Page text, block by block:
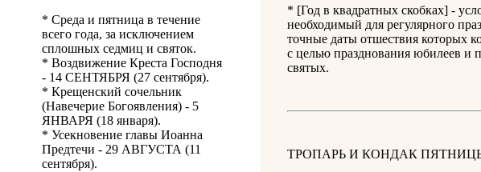
* Среда и пятница в течение
всего года, за исключением
сплошных седмиц и святок.
* Воздвижение Креста Господня
- 14 СЕНТЯБРЯ (27 сентября).
* Крещенский сочельник
(Навечерие Богоявления) - 5
ЯНВАРЯ (18 января).
* Усекновение главы Иоанна
Предтечи - 29 АВГУСТА (11
сентября).
* [Год в квадратных скобках] -
необходимый для регулярного
точные даты отшествия которых
с целью празднования юбилеев и
святых.
ТРОПАРЬ И КОНДАК